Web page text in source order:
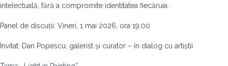
intelectuală, fără a compromite identitatea fiecăruia.
Panel de discuții: Vineri, 1 mai 2026, ora 19:00
Invitat: Dan Popescu, galerist și curator – în dialog cu artiștii